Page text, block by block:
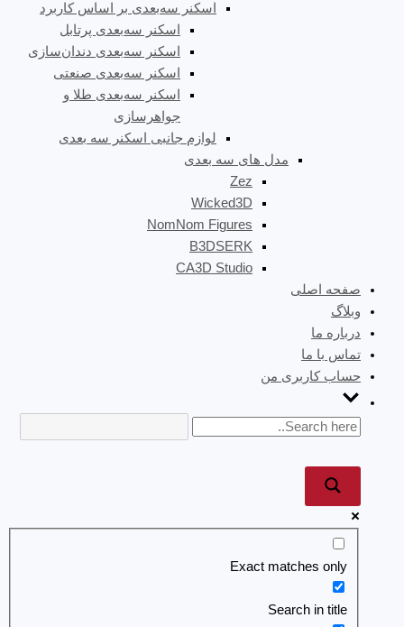
اسکنر سه‌بعدی بر اساس کاربرد
اسکنر سه‌بعدی پرتابل
اسکنر سه‌بعدی دندان‌سازی
اسکنر سه‌بعدی صنعتی
اسکنر سه‌بعدی طلا و
جواهرسازی
لوازم جانبی اسکنر سه بعدی
مدل های سه بعدی
Zez
Wicked3D
NomNom Figures
B3DSERK
CA3D Studio
صفحه اصلی
وبلاگ
درباره ما
تماس با ما
حساب کاربری من
Exact matches only
Search in title